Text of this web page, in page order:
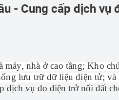
thảo văn bản
- Cung cấp dịch vụ
nhà ở cao tầng; Kho
lưu trữ dữ liệu điện tử;và
vụ đo điện trở nối đất